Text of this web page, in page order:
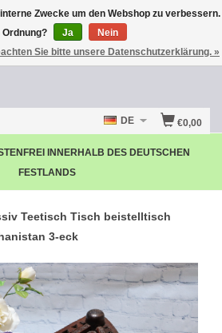
€0,00
DE
INNERHALB DES DEUTSCHEN
FESTLANDS
Teetisch Tisch beistelltisch
3-eck
Zwecke um den Webshop zu verbessern.
Ordnung?
Ja
Nein
Sie bitte unsere Datenschutzerklärung. »